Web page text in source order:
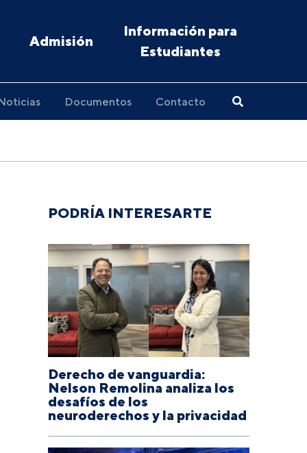
Admisión
Información para
Estudiantes
Documentos Contacto
PODRÍA INTERESARTE
Derecho de vanguardia:
Nelson Remolina analiza los
desafíos de los
neuroderechos y la privacidad